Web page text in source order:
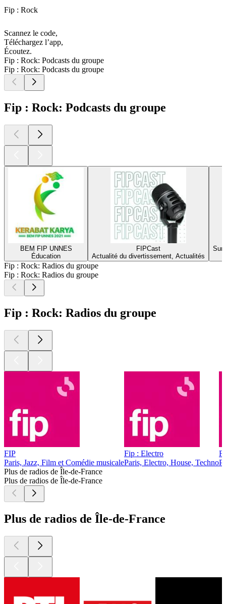
Fip : Rock
Scannez le code,
Téléchargez l’app,
Écoutez.
Fip : Rock: Podcasts du groupe
Fip : Rock: Podcasts du groupe
Fip : Rock: Podcasts du groupe
BEM FIP UNNES
Éducation
FIPCast
Actualité du divertissement, Actualités
Fip : Rock: Radios du groupe
Fip : Rock: Radios du groupe
Fip : Rock: Radios du groupe
FIP
Paris, Jazz, Film et Comédie musicale
Fip : Electro
Paris, Electro, House, Techno
Plus de radios de Île-de-France
Plus de radios de Île-de-France
Plus de radios de Île-de-France